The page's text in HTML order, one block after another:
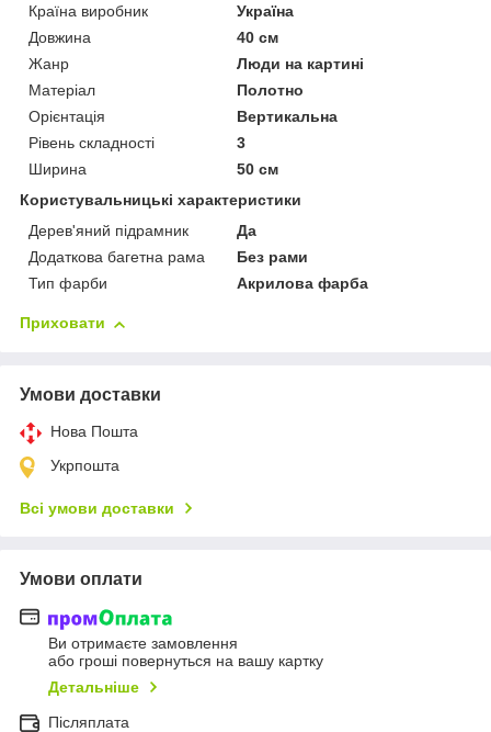
Країна виробник
Україна
Довжина
40 см
Жанр
Люди на картині
Матеріал
Полотно
Орієнтація
Вертикальна
Рівень складності
3
Ширина
50 см
Користувальницькі характеристики
Дерев'яний підрамник
Да
Додаткова багетна рама
Без рами
Тип фарби
Акрилова фарба
Приховати
Умови доставки
Нова Пошта
Укрпошта
Всі умови доставки
Умови оплати
Ви отримаєте замовлення
або гроші повернуться на вашу картку
Детальніше
Післяплата